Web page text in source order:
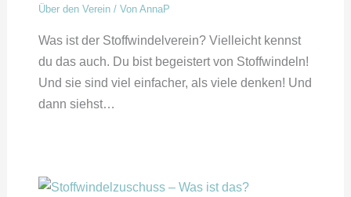
Über den Verein/ Von AnnaP
Was ist der Stoffwindelverein? Vielleicht kennst
du das auch. Du bist begeistert von Stoffwindeln!
Und sie sind viel einfacher, als viele denken! Und
dann siehst…